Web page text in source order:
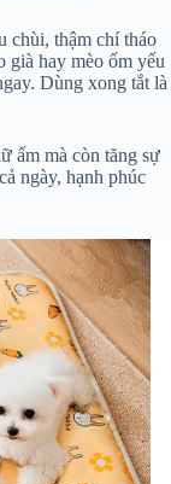
chùi, thậm chí tháo
già hay mèo ốm yếu
Dùng xong tắt là
ấm mà còn tăng sự
ngày, hạnh phúc